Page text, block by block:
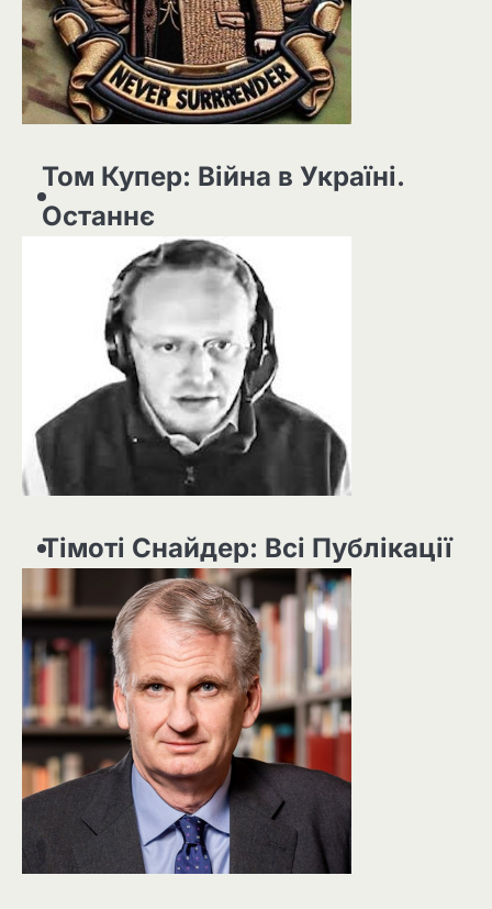
Том Купер: Війна в Україні.
Останнє
Тімоті Снайдер: Всі Публікації